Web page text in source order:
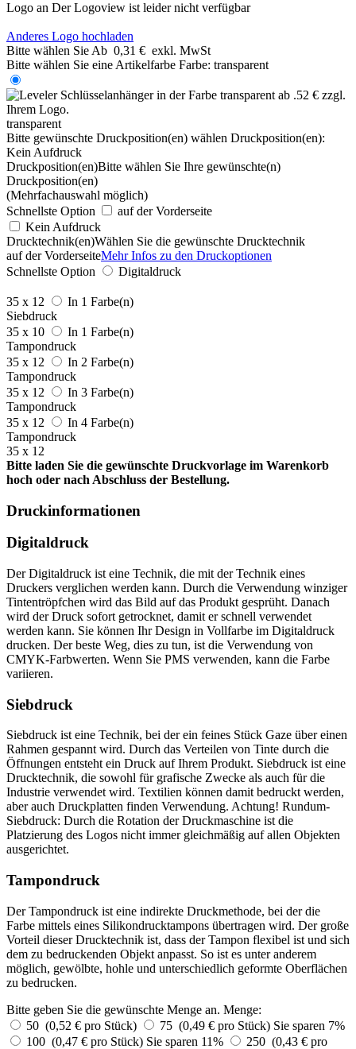
Logo an Der Logoview ist leider nicht verfügbar
Anderes Logo hochladen
Bitte wählen Sie Ab 0,31 € exkl. MwSt
Bitte wählen Sie eine Artikelfarbe Farbe: transparent
transparent
Bitte gewünschte Druckposition(en) wählen Druckposition(en):
Kein Aufdruck
Druckposition(en)Bitte wählen Sie Ihre gewünschte(n)
Druckposition(en)
(Mehrfachauswahl möglich)
Schnellste Option
auf der Vorderseite
Kein Aufdruck
Drucktechnik(en)Wählen Sie die gewünschte Drucktechnik
auf der VorderseiteMehr Infos zu den Druckoptionen
Schnellste Option
Digitaldruck
35 x 12
In 1 Farbe(n)
Siebdruck
35 x 10
In 1 Farbe(n)
Tampondruck
35 x 12
In 2 Farbe(n)
Tampondruck
35 x 12
In 3 Farbe(n)
Tampondruck
35 x 12
In 4 Farbe(n)
Tampondruck
35 x 12
Bitte laden Sie die gewünschte Druckvorlage im Warenkorb
hoch oder nach Abschluss der Bestellung.
Druckinformationen
Digitaldruck
Der Digitaldruck ist eine Technik, die mit der Technik eines
Druckers verglichen werden kann. Durch die Verwendung winziger
Tintentröpfchen wird das Bild auf das Produkt gesprüht. Danach
wird der Druck sofort getrocknet, damit er schnell verwendet
werden kann. Sie können Ihr Design in Vollfarbe im Digitaldruck
drucken. Der beste Weg, dies zu tun, ist die Verwendung von
CMYK-Farbwerten. Wenn Sie PMS verwenden, kann die Farbe
variieren.
Siebdruck
Siebdruck ist eine Technik, bei der ein feines Stück Gaze über einen
Rahmen gespannt wird. Durch das Verteilen von Tinte durch die
Öffnungen entsteht ein Druck auf Ihrem Produkt. Siebdruck ist eine
Drucktechnik, die sowohl für grafische Zwecke als auch für die
Industrie verwendet wird. Textilien können damit bedruckt werden,
aber auch Druckplatten finden Verwendung. Achtung! Rundum-
Siebdruck: Durch die Rotation der Druckmaschine ist die
Platzierung des Logos nicht immer gleichmäßig auf allen Objekten
ausgerichtet.
Tampondruck
Der Tampondruck ist eine indirekte Druckmethode, bei der die
Farbe mittels eines Silikondrucktampons übertragen wird. Der große
Vorteil dieser Drucktechnik ist, dass der Tampon flexibel ist und sich
dem zu bedruckenden Objekt anpasst. So ist es unter anderem
möglich, gewölbte, hohle und unterschiedlich geformte Oberflächen
zu bedrucken.
Bitte geben Sie die gewünschte Menge an. Menge:
50 (0,52 € pro Stück)
75 (0,49 € pro Stück) Sie sparen 7%
100 (0,47 € pro Stück) Sie sparen 11%
250 (0,43 € pro